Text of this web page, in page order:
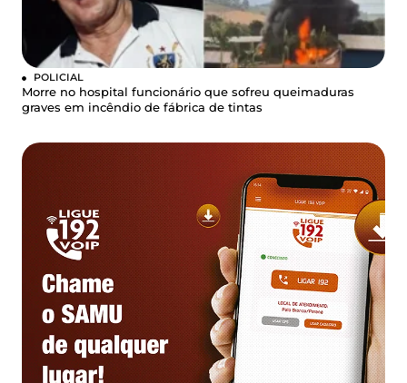
POLICIAL
Morre no hospital funcionário que sofreu queimaduras
graves em incêndio de fábrica de tintas